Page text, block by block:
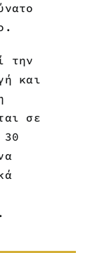
την
και
σε
30